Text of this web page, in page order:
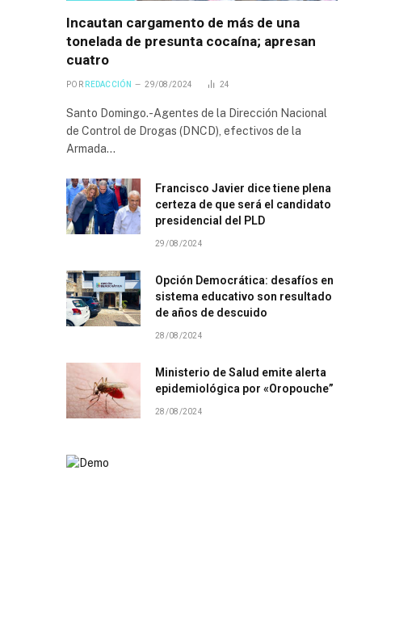
Incautan cargamento de más de una
tonelada de presunta cocaína; apresan
cuatro
POR REDACCIÓN 29/08/2024 24
Santo Domingo.-Agentes de la Dirección Nacional
de Control de Drogas (DNCD), efectivos de la
Armada…
Francisco Javier dice tiene plena
certeza de que será el candidato
presidencial del PLD
29/08/2024
Opción Democrática: desafíos en
sistema educativo son resultado
de años de descuido
28/08/2024
Ministerio de Salud emite alerta
epidemiológica por «Oropouche”
28/08/2024